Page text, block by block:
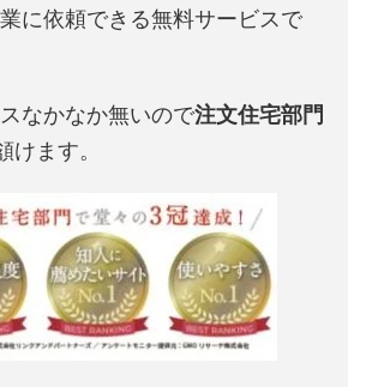
に依頼できる無料サービスで
なかなか無いので注文住宅部門
けます。